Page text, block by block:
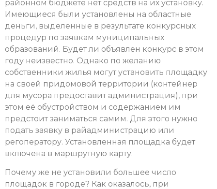
районном бюджете нет средств на их установку.
Имеющиеся были установлены на областные
деньги, выделенные в результате конкурсных
процедур по заявкам муниципальных
образований. Будет ли объявлен конкурс в этом
году неизвестно. Однако по желанию
собственники жилья могут установить площадку
на своей придомовой территории (контейнер
для мусора предоставит администрация), при
этом её обустройством и содержанием им
предстоит заниматься самим. Для этого нужно
подать заявку в райадминистрацию или
регоператору. Установленная площадка будет
включена в маршрутную карту.
Почему же не установили большее число
площадок в городе? Как оказалось, при